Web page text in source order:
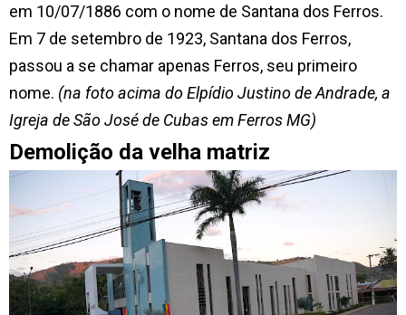
em 10/07/1886 com o nome de Santana dos Ferros.
Em 7 de setembro de 1923, Santana dos Ferros,
passou a se chamar apenas Ferros, seu primeiro
nome. (na foto acima do Elpídio Justino de Andrade, a
Igreja de São José de Cubas em Ferros MG)
Demolição da velha matriz